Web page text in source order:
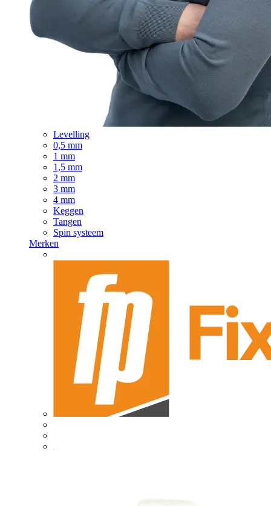
Levelling
0,5 mm
1 mm
1,5 mm
2 mm
3 mm
4 mm
Keggen
Tangen
Spin systeem
Merken